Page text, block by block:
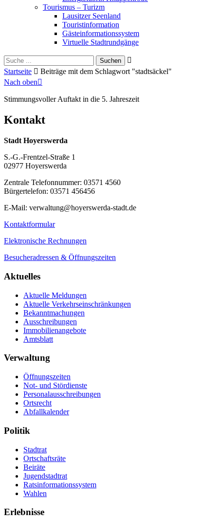
Tourismus – Turizm
Lausitzer Seenland
Touristinformation
Gästeinformationssystem
Virtuelle Stadtrundgänge
Suche
für:
Startseite
Beiträge mit dem Schlagwort "stadtsäckel"
Nach oben
Stimmungsvoller Auftakt in die 5. Jahreszeit
Kontakt
Stadt Hoyerswerda
S.-G.-Frentzel-Straße 1
02977 Hoyerswerda
Zentrale Telefonnummer: 03571 4560
Bürgertelefon: 03571 456456
E-Mail: verwaltung@hoyerswerda-stadt.de
Kontaktformular
Elektronische Rechnungen
Besucheradressen & Öffnungszeiten
Aktuelles
Aktuelle Meldungen
Aktuelle Verkehrseinschränkungen
Bekanntmachungen
Ausschreibungen
Immobilienangebote
Amtsblatt
Verwaltung
Öffnungszeiten
Not- und Stördienste
Personalausschreibungen
Ortsrecht
Abfallkalender
Politik
Stadtrat
Ortschaftsräte
Beiräte
Jugendstadtrat
Ratsinformationssystem
Wahlen
Erlebnisse